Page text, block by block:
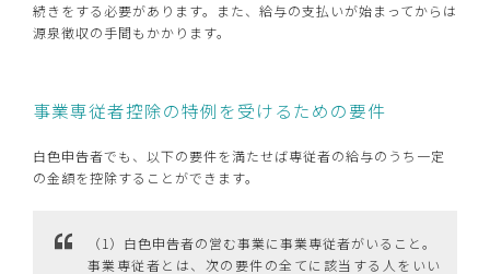
続きをする必要があります。また、給与の支払いが始まってからは
源泉徴収の手間もかかります。
事業専従者控除の特例を受けるための要件
白色申告者でも、以下の要件を満たせば専従者の給与のうち一定
の金額を控除することができます。
（1）白色申告者の営む事業に事業専従者がいること。
事業専従者とは、次の要件の全てに該当する人をいい